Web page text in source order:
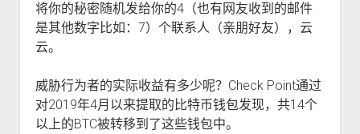
将你的秘密随机发给你的4（也有网友收到的邮件
是其他数字比如：7）个联系人（亲朋好友），云
云。
威胁行为者的实际收益有多少呢？Check Point通过
对2019年4月以来提取的比特币钱包发现，共14个
以上的BTC被转移到了这些钱包中。